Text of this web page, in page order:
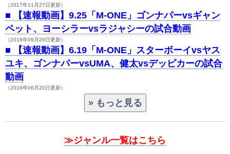
（2017年11月27日更新）
■
【速報動画】9.25「M-ONE」ゴンナパーvsギャン
ペット、ヨーシラーvsラジャシーの試合動画
（2016年09月26日更新）
■
【速報動画】6.19「M-ONE」スターボーイvsヤス
ユキ、ゴンナパーvsUMA、健太vsデッピカーの試合
動画
（2016年06月20日更新）
≫ジャンル一覧はこちら